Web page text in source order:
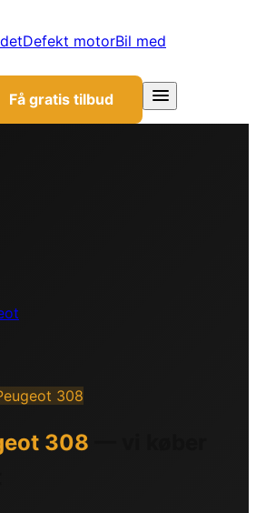
Defekt motorBil med
Få gratis tilbud
308
308